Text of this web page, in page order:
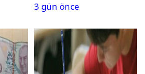
başladı
3 gün önce